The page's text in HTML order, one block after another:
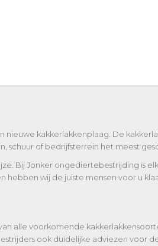
nieuwe kakkerlakkenplaag. De
schuur of bedrijfsterrein het meest
Bij Jonker ongediertebestrijding is
wij de juiste mensen voor u
alle voorkomende
ook duidelijke adviezen voor